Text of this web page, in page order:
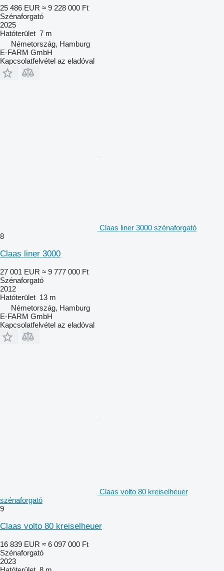
25 486 EUR ≈ 9 228 000 Ft
Szénaforgató
2025
Hatóterület 7 m
Németország, Hamburg
E-FARM GmbH
Kapcsolatfelvétel az eladóval
Claas liner 3000 szénaforgató
8
Claas liner 3000
27 001 EUR ≈ 9 777 000 Ft
Szénaforgató
2012
Hatóterület 13 m
Németország, Hamburg
E-FARM GmbH
Kapcsolatfelvétel az eladóval
Claas volto 80 kreiselheuer
szénaforgató
9
Claas volto 80 kreiselheuer
16 839 EUR ≈ 6 097 000 Ft
Szénaforgató
2023